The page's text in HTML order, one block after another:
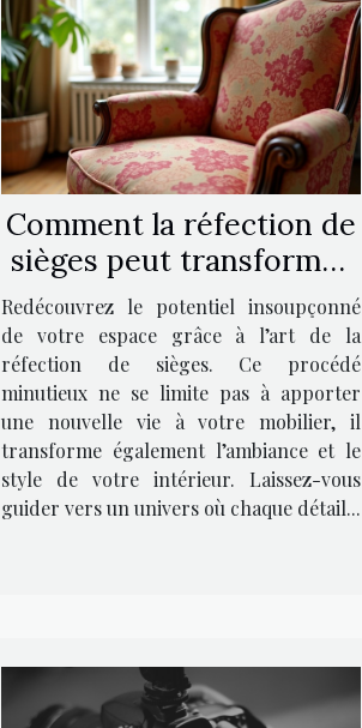
Comment la réfection de
sièges peut transformer
votre intérieur ?
Redécouvrez le potentiel insoupçonné
de votre espace grâce à l’art de la
réfection de sièges. Ce procédé
minutieux ne se limite pas à apporter
une nouvelle vie à votre mobilier, il
transforme également l’ambiance et le
style de votre intérieur. Laissez-vous
guider vers un univers où chaque détail...